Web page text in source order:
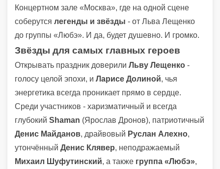
Концертном зале «Москва», где на одной сцене
соберутся легенды и звёзды - от Льва Лещенко
до группы «Любэ». И да, будет душевно. И громко.
Звёзды для самых главных героев
Открывать праздник доверили Льву Лещенко -
голосу целой эпохи, и Ларисе Долиной, чья
энергетика всегда проникает прямо в сердце.
Среди участников - харизматичный и всегда
глубокий Shaman (Ярослав Дронов), патриотичный
Денис Майданов, драйвовый Руслан Алехно,
утончённый Денис Клявер, неподражаемый
Михаил Шуфутинский, а также группа «Любэ»,